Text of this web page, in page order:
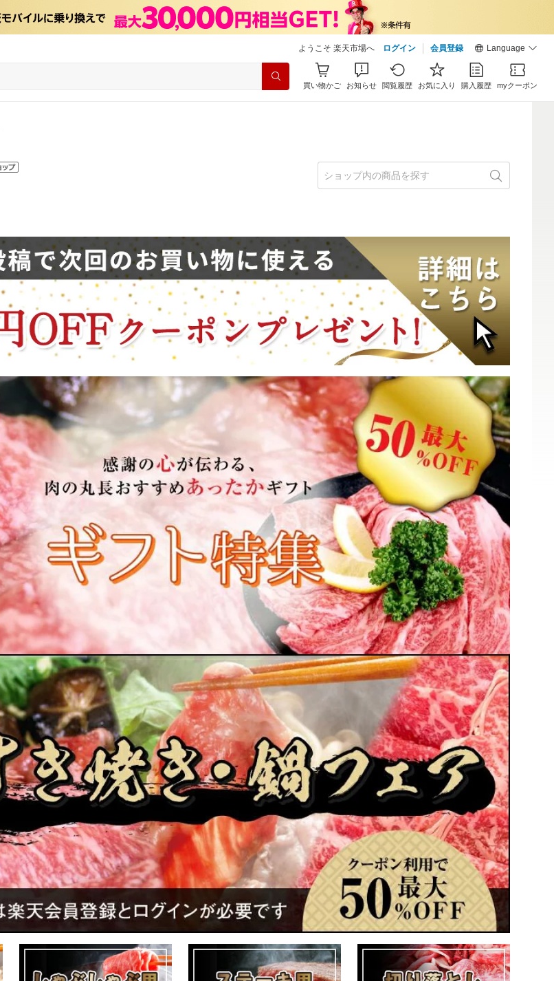
ようこそ 楽天市場へ ログイン 会員登録 Language
買い物かご お知らせ 閲覧履歴 お気に入り 購入履歴 myクーポン